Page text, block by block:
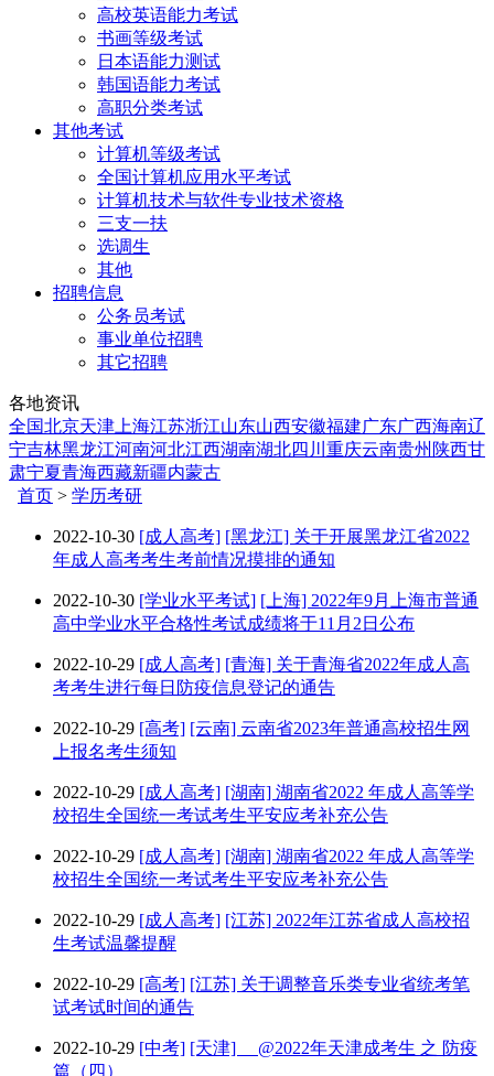
高校英语能力考试
书画等级考试
日本语能力测试
韩国语能力考试
高职分类考试
其他考试
计算机等级考试
全国计算机应用水平考试
计算机技术与软件专业技术资格
三支一扶
选调生
其他
招聘信息
公务员考试
事业单位招聘
其它招聘
各地资讯
全国北京天津 上海江苏浙江山东山西安徽福建广东广西海南辽
宁吉林黑龙江河南河北江西湖南湖北四川 重庆云南贵州 陕西甘
肃宁夏青海西藏新疆内蒙古
首页 > 学历考研
2022-10-30 [成人高考] [黑龙江] 关于开展黑龙江省2022
年成人高考考生考前情况摸排的通知
2022-10-30 [学业水平考试] [上海] 2022年9月上海市普通
高中学业水平合格性考试成绩将于11月2日公布
2022-10-29 [成人高考] [青海] 关于青海省2022年成人高
考考生进行每日防疫信息登记的通告
2022-10-29 [高考] [云南] 云南省2023年普通高校招生网
上报名考生须知
2022-10-29 [成人高考] [湖南] 湖南省2022 年成人高等学
校招生全国统一考试考生平安应考补充公告
2022-10-29 [成人高考] [湖南] 湖南省2022 年成人高等学
校招生全国统一考试考生平安应考补充公告
2022-10-29 [成人高考] [江苏] 2022年江苏省成人高校招
生考试温馨提醒
2022-10-29 [高考] [江苏] 关于调整音乐类专业省统考笔
试考试时间的通告
2022-10-29 [中考] [天津] @2022年天津成考生 之 防疫
篇（四）